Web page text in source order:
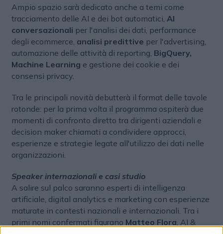
Ampio spazio sarà dedicato anche a temi come
tracciamento delle AI e dei bot automatici, AI
conversazionali per l'analisi dei dati, performance
degli ecommerce, analisi predittive per l'advertising,
automazione delle attività di reporting, BigQuery,
Machine Learning e gestione dei cookie e dei
consensi privacy.
Tra le principali novità debutterà il format delle tavole
rotonde: per la prima volta il programma ospiterà due
momenti di confronto diretto tra dirigenti aziendali e
decision maker chiamati a condividere approcci,
esperienze e strategie legate all'utilizzo dei dati nelle
organizzazioni.
Speaker internazionali e casi studio
A salire sul palco saranno esperti di intelligenza
artificiale, digital analytics e marketing con esperienze
maturate in contesti nazionali e internazionali. Tra i
primi nomi confermati figurano Matteo Flora , AI &